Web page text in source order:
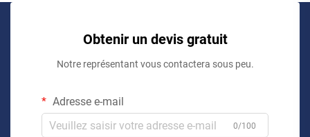
Obtenir un devis gratuit
Notre représentant vous contactera sous peu.
Adresse e-mail
0/100